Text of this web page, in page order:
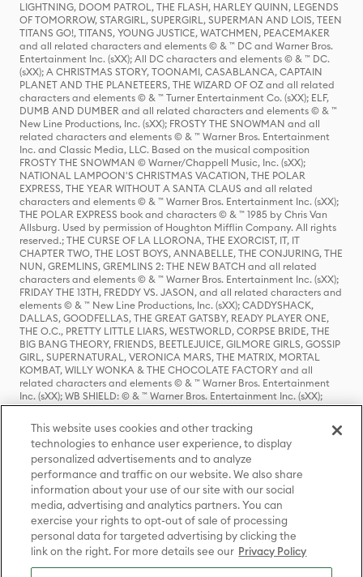
LIGHTNING, DOOM PATROL, THE FLASH, HARLEY QUINN, LEGENDS
OF TOMORROW, STARGIRL, SUPERGIRL, SUPERMAN AND LOIS, TEEN
TITANS GO!, TITANS, YOUNG JUSTICE, WATCHMEN, PEACEMAKER
and all related characters and elements © & ™ DC and Warner Bros.
Entertainment Inc. (sXX); All DC characters and elements © & ™ DC.
(sXX); A CHRISTMAS STORY, TOONAMI, CASABLANCA, CAPTAIN
PLANET AND THE PLANETEERS, THE WIZARD OF OZ and all related
characters and elements © & ™ Turner Entertainment Co. (sXX); ELF,
DUMB AND DUMBER and all related characters and elements © & ™
New Line Productions, Inc. (sXX); FROSTY THE SNOWMAN and all
related characters and elements © & ™ Warner Bros. Entertainment
Inc. and Classic Media, LLC. Based on the musical composition
FROSTY THE SNOWMAN © Warner/Chappell Music, Inc. (sXX);
NATIONAL LAMPOON'S CHRISTMAS VACATION, THE POLAR
EXPRESS, THE YEAR WITHOUT A SANTA CLAUS and all related
characters and elements © & ™ Warner Bros. Entertainment Inc. (sXX);
THE POLAR EXPRESS book and characters © & ™ 1985 by Chris Van
Allsburg. Used by permission of Houghton Mifflin Company. All rights
reserved.; THE CURSE OF LA LLORONA, THE EXORCIST, IT, IT
CHAPTER TWO, THE LOST BOYS, ANNABELLE, THE CONJURING, THE
NUN, GREMLINS, GREMLINS 2: THE NEW BATCH and all related
characters and elements © & ™ Warner Bros. Entertainment Inc. (sXX);
FRIDAY THE 13TH, FREDDY VS. JASON, and all related characters and
elements © & ™ New Line Productions, Inc. (sXX); CADDYSHACK,
DALLAS, GOODFELLAS, THE GREAT GATSBY, READY PLAYER ONE,
THE O.C., PRETTY LITTLE LIARS, WESTWORLD, CORPSE BRIDE, THE
BIG BANG THEORY, FRIENDS, BEETLEJUICE, GILMORE GIRLS, GOSSIP
GIRL, SUPERNATURAL, VERONICA MARS, THE MATRIX, MORTAL
KOMBAT, WILLY WONKA & THE CHOCOLATE FACTORY and all
related characters and elements © & ™ Warner Bros. Entertainment
Inc. (sXX); WB SHIELD: © & ™ Warner Bros. Entertainment Inc. (sXX);
HOUSE OF THE DRAGON, GAME OF THRONES, and all related
characters and elements © & ™ Home Box Office, Inc. (sXX); CHILLING
ADVENTURES OF SABRINA, RIVERDALE © & ™ Warner Bros.
Entertainment Inc. Archie Comics and all related characters and
elements © & ™ Archie Comic Publications, Inc. Used with permission.
(sXX); SEINFELD and all related characters and elements © & ™ Castle
Rock Entertainment. (sXX); TED LASSO © & ™ Warner Bros.
Entertainment Inc. & Universal Television LLC (sXX); THE HOBBIT: AN
UNEXPECTED JOURNEY, THE HOBBIT: THE DESOLATION OF SMAUG,
THE HOBBIT: THE BATTLE OF THE FIVE ARMIES, THE LORD OF THE
RINGS: THE FELLOWSHIP OF THE RING, THE LORD OF THE RINGS: THE
TWO TOWERS, THE LORD OF THE RINGS: THE RETURN OF THE KING
and the names of the characters, items, events and places therein are
This website uses cookies and other tracking
technologies to enhance user experience, to display
personalized advertisements and to analyze
performance and traffic on our website. We also share
information about your use of our site with our social
media, advertising and analytics partners. You can
exercise your rights to opt-out of sale of processing
personal data for targeted advertising by clicking the
link on the right. For more details see our Privacy Policy